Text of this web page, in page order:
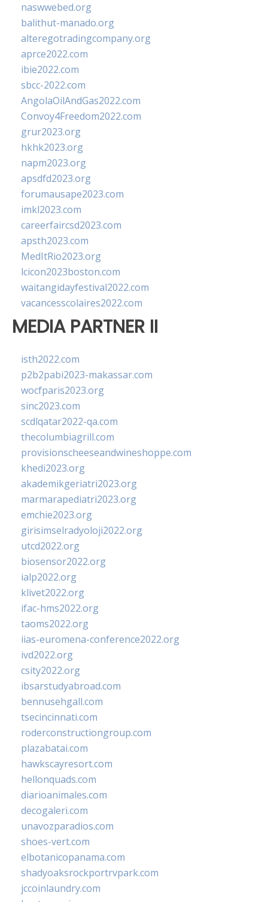
naswwebed.org
balithut-manado.org
alteregotradingcompany.org
aprce2022.com
ibie2022.com
sbcc-2022.com
AngolaOilAndGas2022.com
Convoy4Freedom2022.com
grur2023.org
hkhk2023.org
napm2023.org
apsdfd2023.org
forumausape2023.com
imkl2023.com
careerfaircsd2023.com
apsth2023.com
MedItRio2023.org
lcicon2023boston.com
waitangidayfestival2022.com
vacancesscolaires2022.com
MEDIA PARTNER II
isth2022.com
p2b2pabi2023-makassar.com
wocfparis2023.org
sinc2023.com
scdlqatar2022-qa.com
thecolumbiagrill.com
provisionscheeseandwineshoppe.com
khedi2023.org
akademikgeriatri2023.org
marmarapediatri2023.org
emchie2023.org
girisimselradyoloji2022.org
utcd2022.org
biosensor2022.org
ialp2022.org
klivet2022.org
ifac-hms2022.org
taoms2022.org
iias-euromena-conference2022.org
ivd2022.org
csity2022.org
ibsarstudyabroad.com
bennusehgall.com
tsecincinnati.com
roderconstructiongroup.com
plazabatai.com
hawkscayresort.com
hellonquads.com
diarioanimales.com
decogaleri.com
unavozparadios.com
shoes-vert.com
elbotanicopanama.com
shadyoaksrockportrvpark.com
jccoinlaundry.com